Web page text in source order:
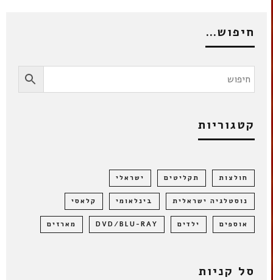
חיפוש…
קטגוריות
חולצות תקליטים ישראלי
נוסטלגיה ישראלית בינלאומי קלאסי
אוספים ילדים DVD/BLU-RAY מארזים
סל קניות